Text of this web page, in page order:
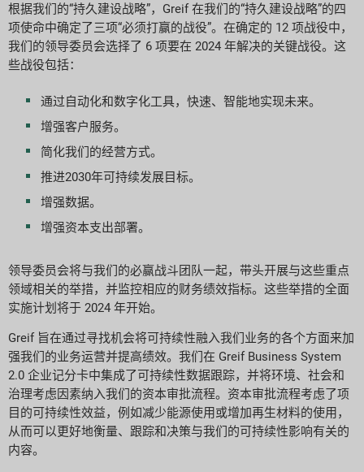
根据我们的“持久建设战略”，Greif 在我们的“持久建设战略”的四
项使命中确定了三项“必须打赢的战役”。在确定的 12 项战役中，
我们的领导委员会选择了 6 项要在 2024 年解决的关键战役。这
些战役包括：
通过自动化和数字化工具，快速、智能地实现未来。
增强客户服务。
简化我们的经营方式。
推进2030年可持续发展目标。
增强数据。
增强资本支出部署。
领导委员会将与我们的必赢战斗团队一起，带头开展与这些重点
领域相关的举措，并监控相应的财务绩效指标。这些举措的全面
实施计划将于 2024 年开始。
Greif 旨在通过寻找机会将可持续性融入我们业务的各个方面来加
强我们的业务运营并提高绩效。我们在 Greif Business System
2.0 企业记分卡中集成了可持续性数据跟踪，并将环境、社会和
治理考虑因素纳入我们的资本审批流程。资本审批流程考虑了项
目的可持续性效益，例如减少能源使用或增加再生材料的使用，
从而可以更好地衡量、跟踪和决策与我们的可持续性影响有关的
内容。